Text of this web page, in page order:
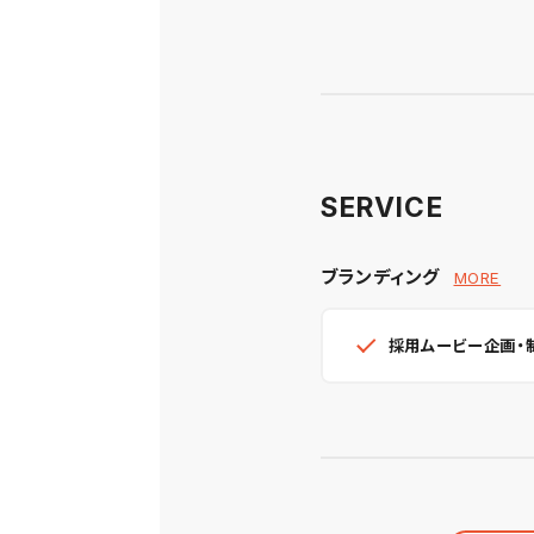
SERVICE
ブランディング MORE
採用ムービー企画・